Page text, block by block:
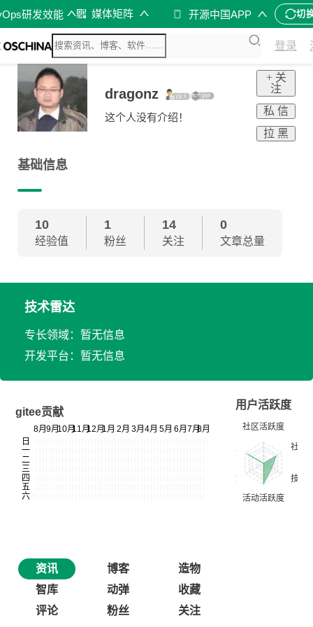
研发效能 媒体矩阵 开源中国APP 切
登录
dragonz
这个人没有介绍！
+ 关
注
私 信
拉 黑
基础信息
10
经验值
1
粉丝
14
关注
0
文章总量
技术雷达
专长领域：暂无信息
开发平台：暂无信息
gitee贡献
用户活跃度
资讯 博客
造物
智库
动弹
收藏
评论
粉丝 关注